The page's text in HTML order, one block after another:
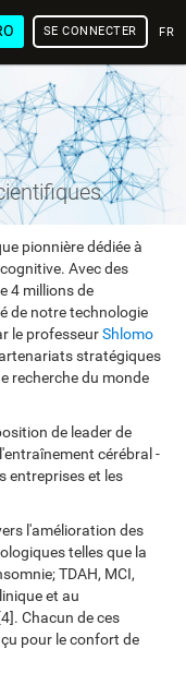
SE CONNECTER
pionnière dédiée à
Avec des
4 millions de
de notre technologie
le professeurShlomo
stratégiques
recherche du monde
de leader de
cérébral -
entreprises et les
l'amélioration des
telles que la
TDAH, MCI,
et au
Chacun de ces
pour le confort de